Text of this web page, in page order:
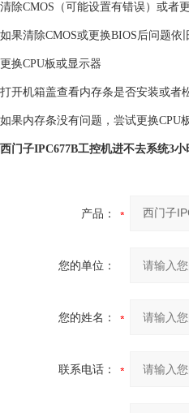
清除CMOS（可能设置有错误）或者更
如果清除CMOS或更换BIOS后问题
更换CPU板或显示器
打开机箱盖查看内存条是否安装或者
如果内存条没有问题，尝试更换CPU
西门子IPC677B工控机进不去系统3小
产品：
您的单位：
您的姓名：
联系电话：